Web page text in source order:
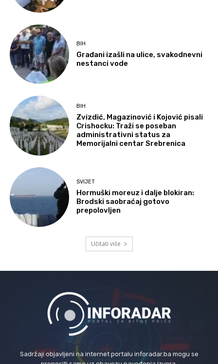
BIH
Građani izašli na ulice, svakodnevni
nestanci vode
BIH
Zvizdić, Magazinović i Kojović pisali
Crishocku: Traži se poseban
administrativni status za
Memorijalni centar Srebrenica
SVIJET
Hormuški moreuz i dalje blokiran:
Brodski saobraćaj gotovo
prepolovljen
Učitati više
Sadržaji objavljeni na internet portalu inforadar.ba mogu se